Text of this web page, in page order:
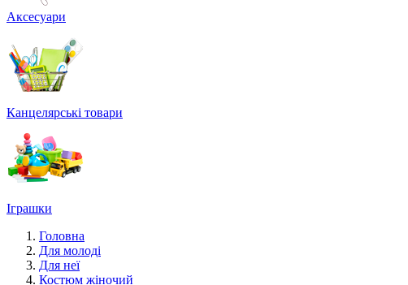
Аксесуари
Канцелярські товари
Іграшки
Головна
Для молоді
Для неї
Костюм жіночий